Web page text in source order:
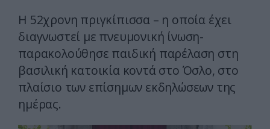
Η 52χρονη πριγκίπισσα – η οποία έχει
διαγνωστεί με πνευμονική ίνωση-
παρακολούθησε παιδική παρέλαση στη
βασιλική κατοικία κοντά στο Όσλο, στο
πλαίσιο των επίσημων εκδηλώσεων της
ημέρας.